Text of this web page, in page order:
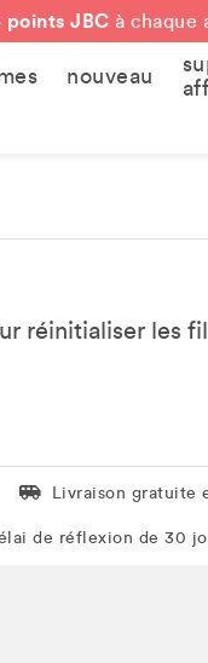
JBC à chaque
nouveau
réinitialiser les
Livraison gratuite
Livraison gratuite
de réflexion de 60
de réflexion de 30